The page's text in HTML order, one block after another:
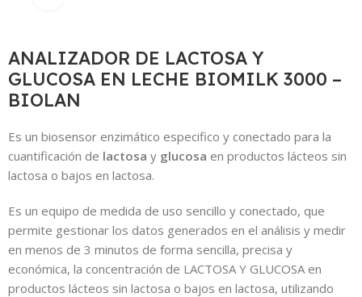
ANALIZADOR DE LACTOSA Y
GLUCOSA EN LECHE BIOMILK 3000 –
BIOLAN
Es un biosensor enzimático especifico y conectado para la
cuantificación de lactosa y glucosa en productos lácteos sin
lactosa o bajos en lactosa.
Es un equipo de medida de uso sencillo y conectado, que
permite gestionar los datos generados en el análisis y medir
en menos de 3 minutos de forma sencilla, precisa y
económica, la concentración de LACTOSA Y GLUCOSA en
productos lácteos sin lactosa o bajos en lactosa, utilizando